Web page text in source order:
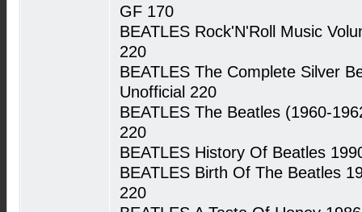
GF 170
BEATLES Rock'N'Roll Music
220
BEATLES The Complete Silver
Unofficial 220
BEATLES The Beatles (1960-
220
BEATLES History Of Beatles
BEATLES Birth Of The Beatles
220